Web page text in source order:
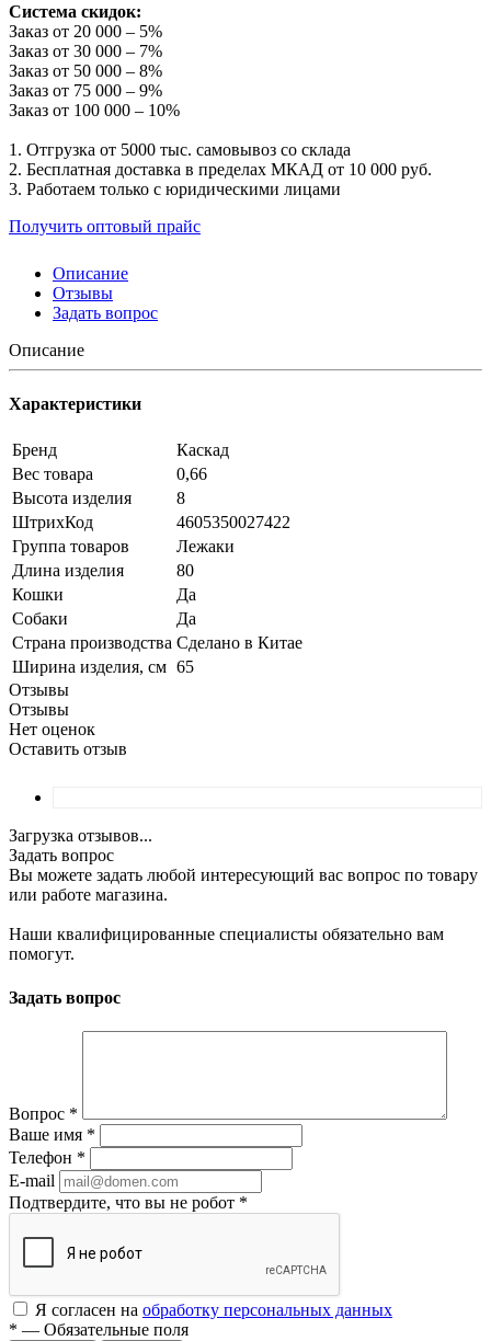
Система скидок:
Заказ от 20 000 – 5%
Заказ от 30 000 – 7%
Заказ от 50 000 – 8%
Заказ от 75 000 – 9%
Заказ от 100 000 – 10%
1. Отгрузка от 5000 тыс. самовывоз со склада
2. Бесплатная доставка в пределах МКАД от 10 000 руб.
3. Работаем только с юридическими лицами
Получить оптовый прайс
Описание
Отзывы
Задать вопрос
Описание
Характеристики
Бренд
Каскад
Вес товара
0,66
Высота изделия
8
ШтрихКод
4605350027422
Группа товаров
Лежаки
Длина изделия
80
Кошки
Да
Собаки
Да
Страна производства Сделано в Китае
Ширина изделия, см 65
Отзывы
Отзывы
Нет оценок
Оставить отзыв
Загрузка отзывов...
Задать вопрос
Вы можете задать любой интересующий вас вопрос по товару
или работе магазина.
Наши квалифицированные специалисты обязательно вам
помогут.
Задать вопрос
Вопрос *
Ваше имя *
Телефон *
E-mail
Подтвердите, что вы не робот *
Я согласен на обработку персональных данных
* — Обязательные поля